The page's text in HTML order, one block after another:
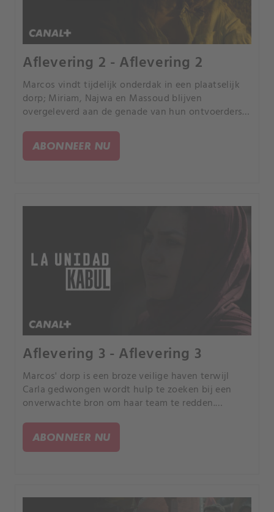
Aflevering 2 - Aflevering 2
Marcos vindt tijdelijk onderdak in een plaatselijk
dorp; Miriam, Najwa en Massoud blijven
overgeleverd aan de genade van hun ontvoerders;
trekken naar Pakistan zonder eerst haar team te
redden.
ABONNEER NU
Aflevering 3 - Aflevering 3
Marcos' dorp is een broze veilige haven terwijl
Carla gedwongen wordt hulp te zoeken bij een
onverwachte bron om haar team te redden.
worden opnieuw gedegradeerd tot bijna-
steentijds.
ABONNEER NU